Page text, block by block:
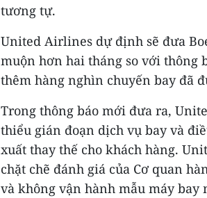
tương tự.
United Airlines dự định sẽ đưa
muộn hơn hai tháng so với thông
thêm hàng nghìn chuyến bay đã
Trong thông báo mới đưa ra,
thiểu gián đoạn dịch vụ bay và
xuất thay thế cho khách hàng.
chặt chẽ đánh giá của Cơ quan
và không vận hành mẫu máy bay